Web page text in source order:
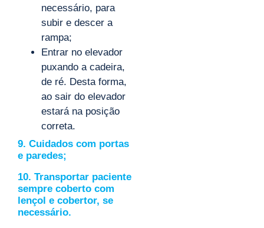
necessário, para
subir e descer a
rampa;
Entrar no elevador
puxando a cadeira,
de ré. Desta forma,
ao sair do elevador
estará na posição
correta.
9. Cuidados com portas
e paredes;
10. Transportar paciente
sempre coberto com
lençol e cobertor, se
necessário.